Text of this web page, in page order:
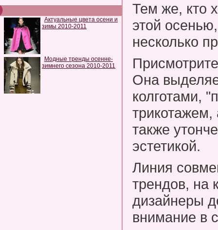
Актуальные цвета осени и
зимы 2010-2011
Модные тренды осенне-
зимнего сезона 2010-2011
Тем же, кто
этой
несколько
Она
колготами,
трикотажем,
также
эстетикой.
Линия
трендов, на
дизайнеры
внимание в